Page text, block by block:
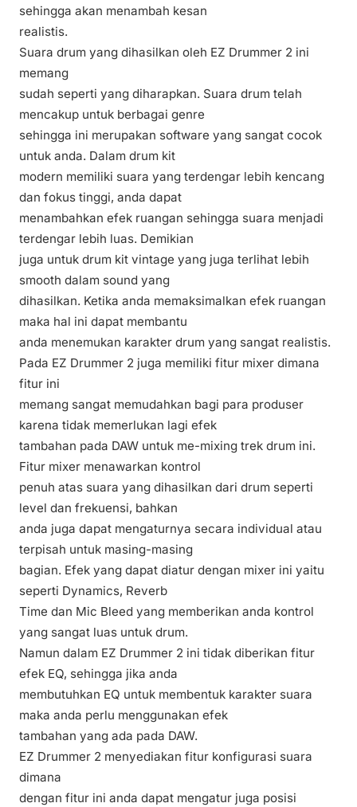
sehingga akan menambah kesan
realistis.
Suara drum yang dihasilkan oleh EZ Drummer 2 ini
memang
sudah seperti yang diharapkan. Suara drum telah
mencakup untuk berbagai genre
sehingga ini merupakan software yang sangat cocok
untuk anda. Dalam drum kit
modern memiliki suara yang terdengar lebih kencang
dan fokus tinggi, anda dapat
menambahkan efek ruangan sehingga suara menjadi
terdengar lebih luas. Demikian
juga untuk drum kit vintage yang juga terlihat lebih
smooth dalam sound yang
dihasilkan. Ketika anda memaksimalkan efek ruangan
maka hal ini dapat membantu
anda menemukan karakter drum yang sangat realistis.
Pada EZ Drummer 2 juga memiliki fitur mixer dimana
fitur ini
memang sangat memudahkan bagi para produser
karena tidak memerlukan lagi efek
tambahan pada DAW untuk me-mixing trek drum ini.
Fitur mixer menawarkan kontrol
penuh atas suara yang dihasilkan dari drum seperti
level dan frekuensi, bahkan
anda juga dapat mengaturnya secara individual atau
terpisah untuk masing-masing
bagian. Efek yang dapat diatur dengan mixer ini yaitu
seperti Dynamics, Reverb
Time dan Mic Bleed yang memberikan anda kontrol
yang sangat luas untuk drum.
Namun dalam EZ Drummer 2 ini tidak diberikan fitur
efek EQ, sehingga jika anda
membutuhkan EQ untuk membentuk karakter suara
maka anda perlu menggunakan efek
tambahan yang ada pada DAW.
EZ Drummer 2 menyediakan fitur konfigurasi suara
dimana
dengan fitur ini anda dapat mengatur juga posisi